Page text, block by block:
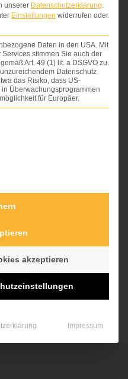
Ort*
unserer Datenschutzerklärung.
Einstellungen widerrufen oder
Daten in den USA. Mit
stimmen Sie auch der
Art. 49 (1) lit. a DSGVO zu.
Datenschutz
das Risiko, dass US-
Überwachungsprogrammen
für Europäer.
Gruppen, für die eine
akzeptieren
Impressum